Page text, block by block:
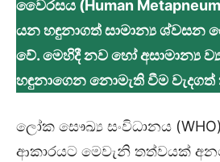
වෛරසය (Human
යන හඳුනාගත් සාමාන්‍ය
වේ. මෙහිදී නව හෝ අසාමාන්‍ය
හඳුනාගෙන නොමැති වීම
ලෝක සෞඛ්‍ය සංවිධානය
ආකාරයට මෙවැනි තත්වයක්